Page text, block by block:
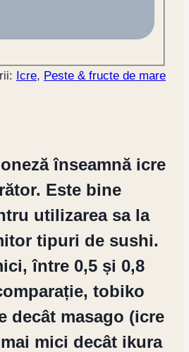
Icre, Peste & fructe de mare
înseamnă icre
Este bine
utilizarea sa la
tipuri de sushi.
între 0,5 și 0,8
tobiko
decât masago (icre
mici decât ikura